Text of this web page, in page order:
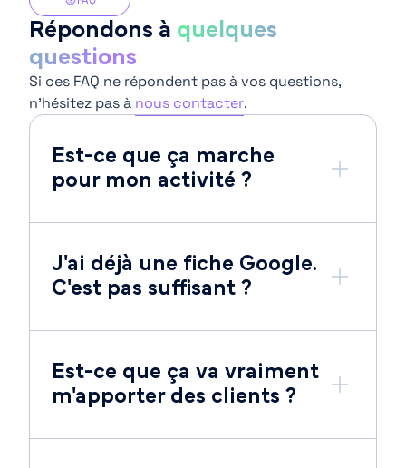
Répondons à quelques
questions
Si ces FAQ ne répondent pas à vos questions,
n’hésitez pas à nous contacter.
Est-ce que ça marche
pour mon activité ?
J'ai déjà une fiche Google.
C'est pas suffisant ?
Est-ce que ça va vraiment
m'apporter des clients ?